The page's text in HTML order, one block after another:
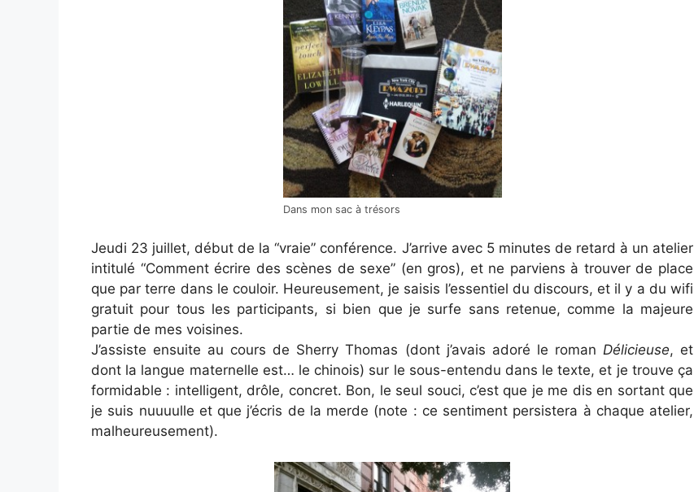
Dans mon sac à trésors
Jeudi 23 juillet, début de la “vraie” conférence. J’arrive avec 5 minutes de retard à un atelier
intitulé “Comment écrire des scènes de sexe” (en gros), et ne parviens à trouver de place
que par terre dans le couloir. Heureusement, je saisis l’essentiel du discours, et il y a du wifi
gratuit pour tous les participants, si bien que je surfe sans retenue, comme la majeure
partie de mes voisines.
J’assiste ensuite au cours de Sherry Thomas (dont j’avais adoré le roman Délicieuse, et
dont la langue maternelle est… le chinois) sur le sous-entendu dans le texte, et je trouve ça
formidable : intelligent, drôle, concret. Bon, le seul souci, c’est que je me dis en sortant que
je suis nuuuulle et que j’écris de la merde (note : ce sentiment persistera à chaque atelier,
malheureusement).